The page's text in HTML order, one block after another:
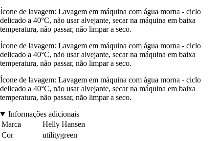
Ícone de lavagem: Lavagem em máquina com água morna - ciclo
delicado a 40°C, não usar alvejante, secar na máquina em baixa
temperatura, não passar, não limpar a seco.
Ícone de lavagem: Lavagem em máquina com água morna - ciclo
delicado a 40°C, não usar alvejante, secar na máquina em baixa
temperatura, não passar, não limpar a seco.
Ícone de lavagem: Lavagem em máquina com água morna - ciclo
delicado a 40°C, não usar alvejante, secar na máquina em baixa
temperatura, não passar, não limpar a seco.
Informações adicionais
Marca
Helly Hansen
Cor
utilitygreen